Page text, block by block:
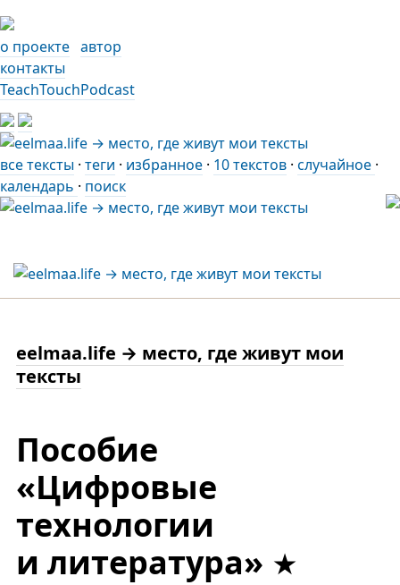
о проекте автор
контакты
TeachTouchPodcast
все тексты · теги · избранное · 10 текстов · случайное ·
календарь · поиск
eelmaa.life → место, где живут мои
тексты
Пособие
«Цифровые
технологии
и литература»